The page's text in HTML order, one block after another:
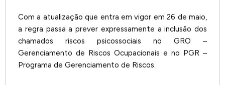
Com a atualização que entra em vigor em 26 de maio,
a regra passa a prever expressamente a inclusão dos
chamados riscos psicossociais no GRO –
Gerenciamento de Riscos Ocupacionais e no PGR –
Programa de Gerenciamento de Riscos.